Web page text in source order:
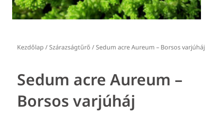
Kezdőlap /Szárazságtűrő / Sedum acre Aureum – Borsos varjúháj
Sedum acre Aureum –
Borsos varjúháj